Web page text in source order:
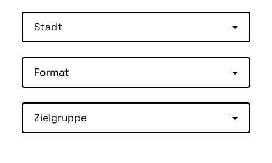
Stadt
Format
Zielgruppe